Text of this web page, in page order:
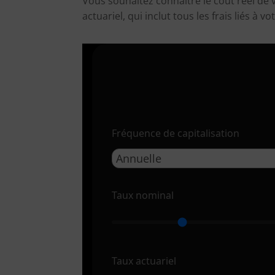
actuariel, qui inclut tous les frais liés à
Fréquence de capitalisation
Taux nominal
Taux actuariel